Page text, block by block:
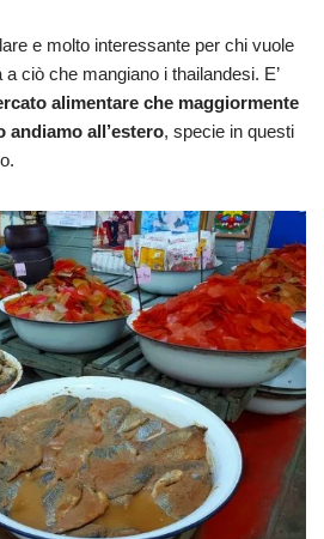
e molto interessante per chi vuole
ciò che mangiano i thailandesi. E’
alimentare che maggiormente
andiamo all’estero, specie in questi